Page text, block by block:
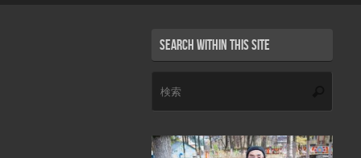
Search within this site
索